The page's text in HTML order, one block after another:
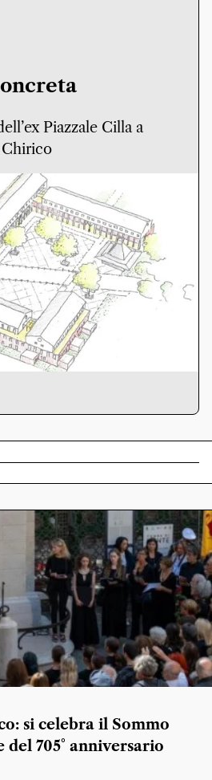
Piazzale Cilla a
Chirico
si celebra il Sommo
del 705° anniversario